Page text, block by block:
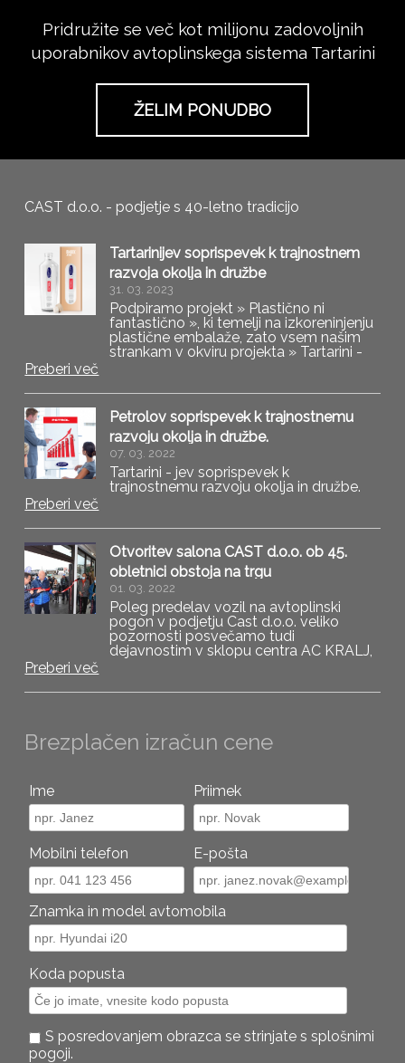
Pridružite se več kot milijonu zadovoljnih
uporabnikov avtoplinskega sistema Tartarini
ŽELIM PONUDBO
CAST d.o.o. - podjetje s 40-letno tradicijo
Tartarinijev soprispevek k trajnostnem
razvoja okolja in družbe
31. 03. 2023
Podpiramo projekt » Plastično ni
fantastično », ki temelji na izkoreninjenju
plastične embalaže, zato vsem našim
strankam v okviru projekta » Tartarini -
avtoplinski pogon podarimo še
brezplačno steklenko
Preberi več
Petrolov soprispevek k trajnostnemu
razvoju okolja in družbe.
07. 03. 2022
Tartarini - jev soprispevek k
trajnostnemu razvoju okolja in družbe.
Preberi več
Otvoritev salona CAST d.o.o. ob 45.
obletnici obstoja na trgu
01. 03. 2022
Poleg predelav vozil na avtoplinski
pogon v podjetju Cast d.o.o. veliko
pozornosti posvečamo tudi
dejavnostim v sklopu centra AC KRALJ,
Preberi več
Brezplačen izračun cene
Ime Priimek
Mobilni telefon E-pošta
Znamka in model avtomobila
Koda popusta
S posredovanjem obrazca se strinjate s splošnimi
pogoji.